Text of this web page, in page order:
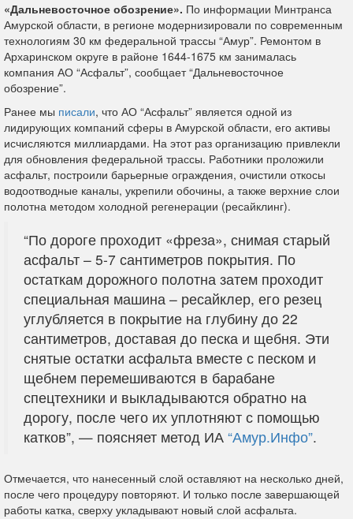
«Дальневосточное обозрение». По информации Минтранса
Амурской области, в регионе модернизировали по современным
технологиям 30 км федеральной трассы “Амур”. Ремонтом в
Архаринском округе в районе 1644-1675 км занималась
компания АО “Асфальт”, сообщает “Дальневосточное
обозрение”.
Ранее мы писали, что АО “Асфальт” является одной из
лидирующих компаний сферы в Амурской области, его активы
исчисляются миллиардами. На этот раз организацию привлекли
для обновления федеральной трассы. Работники проложили
асфальт, построили барьерные ограждения, очистили откосы
водоотводные каналы, укрепили обочины, а также верхние слои
полотна методом холодной регенерации (ресайклинг).
“По дороге проходит «фреза», снимая старый
асфальт – 5-7 сантиметров покрытия. По
остаткам дорожного полотна затем проходит
специальная машина – ресайклер, его резец
углубляется в покрытие на глубину до 22
сантиметров, доставая до песка и щебня. Эти
снятые остатки асфальта вместе с песком и
щебнем перемешиваются в барабане
спецтехники и выкладываются обратно на
дорогу, после чего их уплотняют с помощью
катков”, — поясняет метод ИА “Амур.Инфо”.
Отмечается, что нанесенный слой оставляют на несколько дней,
после чего процедуру повторяют. И только после завершающей
работы катка, сверху укладывают новый слой асфальта.